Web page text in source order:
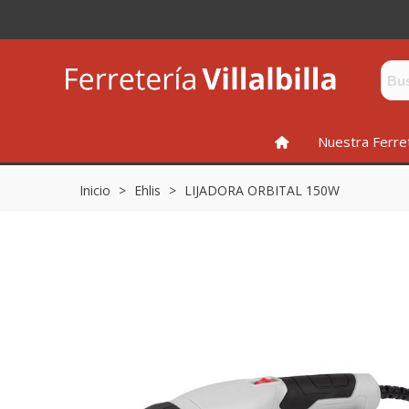
INICIONuestra
Inicio > Ehlis > LIJADORA ORBITAL 150W